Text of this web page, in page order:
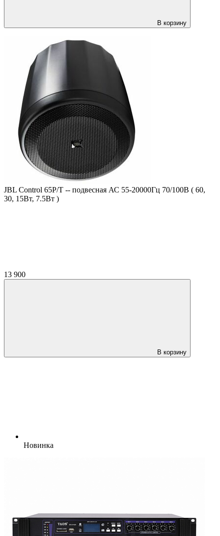
В корзину
JBL Control 65P/T -- подвесная АС 55-20000Гц 70/100В ( 60,
30, 15Вт, 7.5Вт )
13 900
В корзину
Новинка